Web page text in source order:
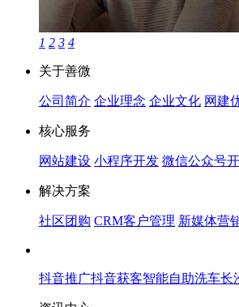
1 2 3 4
关于善微
公司简介 企业理念 企业文化 网建
核心服务
网站建设 小程序开发 微信公众号
解决方案
社区团购 CRM客户管理 新媒体营
抖音推广抖音获客智能自助洗车长